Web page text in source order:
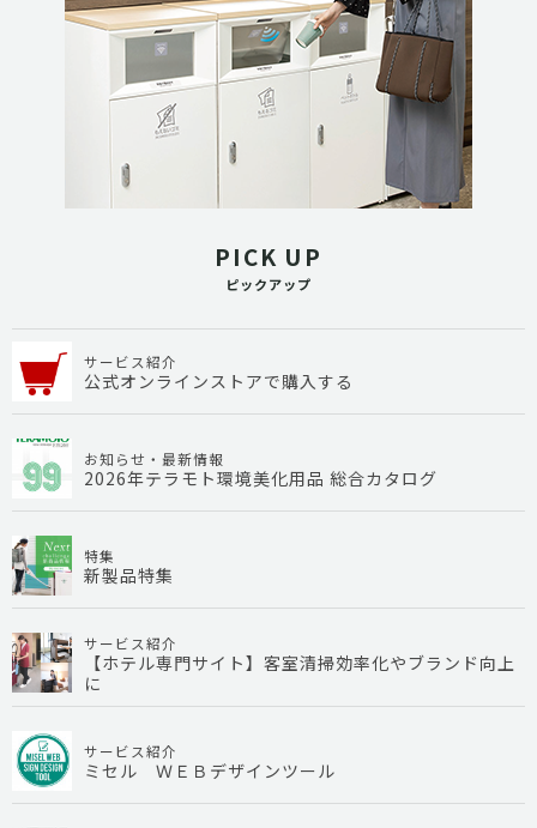
PICK UP
ピックアップ
サービス紹介
公式オンラインストアで購入する
お知らせ・最新情報
2026年テラモト環境美化用品 総合カタログ
特集
新製品特集
サービス紹介
【ホテル専門サイト】客室清掃効率化やブランド向上
に
サービス紹介
ミセル ＷＥＢデザインツール